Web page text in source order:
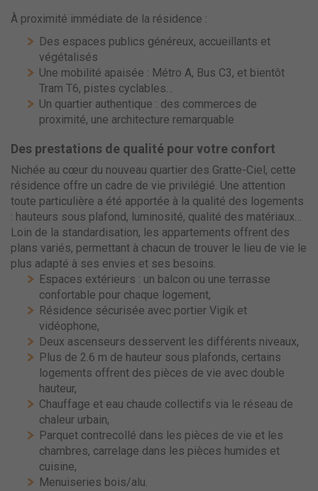
À proximité immédiate de la résidence :
Des espaces publics généreux, accueillants et
végétalisés
Une mobilité apaisée : Métro A, Bus C3, et bientôt
Tram T6, pistes cyclables…
Un quartier authentique : des commerces de
proximité, une architecture remarquable
Des prestations de qualité pour votre confort
Nichée au cœur du nouveau quartier des Gratte-Ciel, cette
résidence offre un cadre de vie privilégié. Une attention
toute particulière a été apportée à la qualité des logements
: hauteurs sous plafond, luminosité, qualité des matériaux…
Loin de la standardisation, les appartements offrent des
plans variés, permettant à chacun de trouver le lieu de vie le
plus adapté à ses envies et ses besoins.
Espaces extérieurs : un balcon ou une terrasse
confortable pour chaque logement,
Résidence sécurisée avec portier Vigik et
vidéophone,
Deux ascenseurs desservent les différents niveaux,
Plus de 2.6 m de hauteur sous plafonds, certains
logements offrent des pièces de vie avec double
hauteur,
Chauffage et eau chaude collectifs via le réseau de
chaleur urbain,
Parquet contrecollé dans les pièces de vie et les
chambres, carrelage dans les pièces humides et
cuisine,
Menuiseries bois/alu.